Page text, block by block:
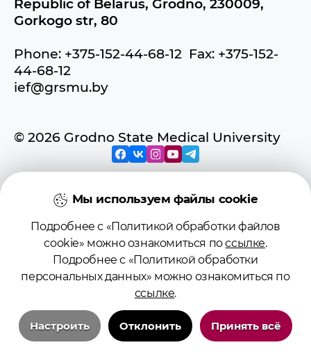
Gorkogo str, 80
Phone: +375-152-44-68-12 Fax: +375-152-
44-68-12
ief@grsmu.by
© 2026 Grodno State Medical University
© 2026 Учреждение образования
«Гродненский государственный
медицинский университет»
Регистрационное свидетельство №
Государственного регистра
информационных ресурсов
Мы используем файлы cookie
Подробнее с «Политикой обработки файлов
cookie» можно ознакомиться поссылке.
Подробнее с «Политикой обработки
персональных данных» можно ознакомиться по
ссылке.
Настроить Отклонить Принять всё